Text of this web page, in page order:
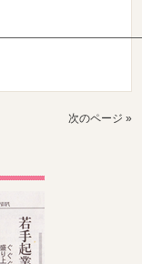
次のページ »